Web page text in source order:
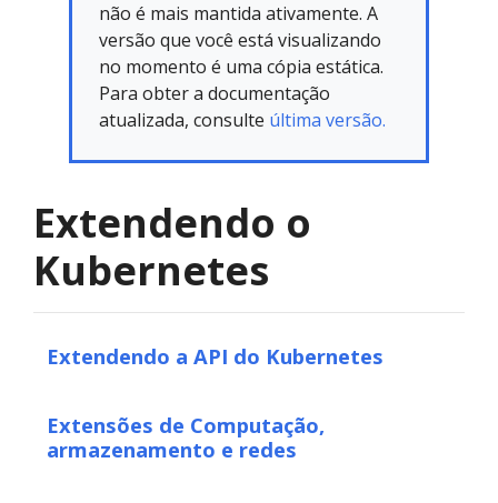
não é mais mantida ativamente. A
versão que você está visualizando
no momento é uma cópia estática.
Para obter a documentação
atualizada, consulte última versão.
Extendendo o
Kubernetes
Extendendo a API do Kubernetes
Extensões de Computação,
armazenamento e redes